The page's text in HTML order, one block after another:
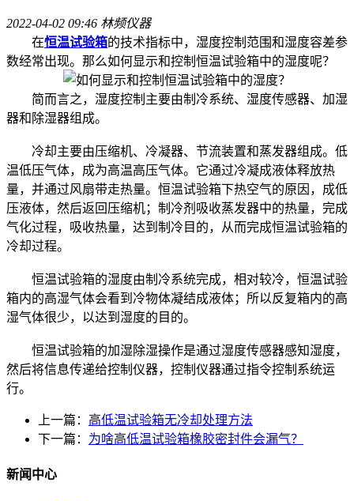
2022-04-02 09:46 林频仪器
在恒温试验箱的技术指标中，湿度控制范围和湿度容差参
数经常出现。那么如何显示和控制恒温试验箱中的湿度呢？
简而言之，湿度控制主要由制冷系统、湿度传感器、加湿
器和除湿器组成。
冷却主要由压缩机、冷凝器、节流装置和蒸发器组成。低
温低压气体，成为高温高压气体。它通过冷凝成液体释放热
量，并通过风扇带走热量。恒温试验箱下热空气的原因，成低
压液体，然后返回压缩机；制冷剂吸收蒸发器中的热量，完成
气化过程，吸收热量，达到制冷目的，从而完成恒温试验箱的
冷却过程。
恒温试验箱的湿度由制冷系统完成，相对较冷，恒温试验
箱内的高湿气体会看到冷物体凝结成液体；所以反复箱内的高
湿气体很少，以达到湿度的目的。
恒温试验箱的加湿除湿操作是通过湿度传感器感知湿度，
然后将信息传递给控制仪器，控制仪器通过指令控制系统运
行。
上一篇： 高低温试验箱无冷却处理方法
下一篇： 为啥高低温试验箱橡胶密封件会漏气？
新闻中心